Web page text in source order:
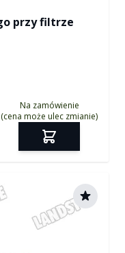
przy filtrze
Na zamówienie
(cena może ulec zmianie)